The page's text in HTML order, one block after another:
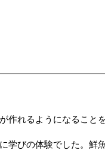
作れるようになること
学びの体験でした。鮮